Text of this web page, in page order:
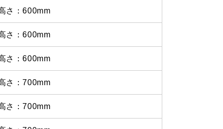
さ：600mm
さ：600mm
さ：600mm
さ：700mm
さ：700mm